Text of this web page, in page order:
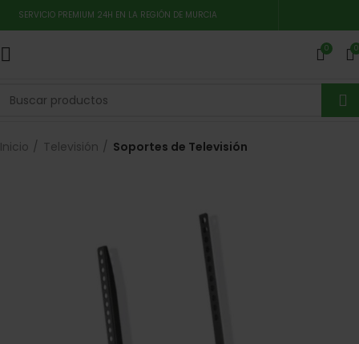
SERVICIO PREMIUM 24H EN LA REGIÓN DE MURCIA
0 0
Inicio Televisión Soportes de Televisión